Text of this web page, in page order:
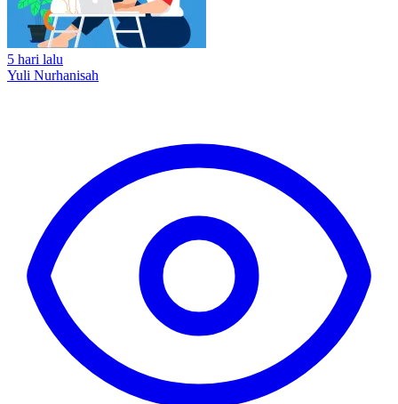
5 hari lalu
Yuli Nurhanisah